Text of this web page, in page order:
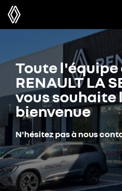
Toute l'équipe
RENAULT LA
vous souhaite
bienvenue
N'hésitez pas à nous